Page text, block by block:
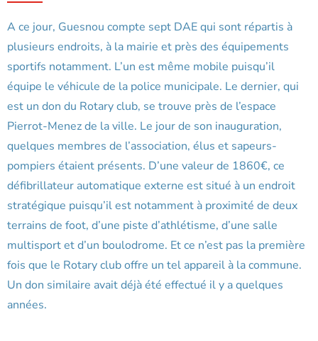
A ce jour, Guesnou compte sept DAE qui sont répartis à
plusieurs endroits, à la mairie et près des équipements
sportifs notamment. L’un est même mobile puisqu’il
équipe le véhicule de la police municipale. Le dernier, qui
est un don du Rotary club, se trouve près de l’espace
Pierrot-Menez de la ville. Le jour de son inauguration,
quelques membres de l’association, élus et sapeurs-
pompiers étaient présents. D’une valeur de 1860€, ce
défibrillateur automatique externe est situé à un endroit
stratégique puisqu’il est notamment à proximité de deux
terrains de foot, d’une piste d’athlétisme, d’une salle
multisport et d’un boulodrome. Et ce n’est pas la première
fois que le Rotary club offre un tel appareil à la commune.
Un don similaire avait déjà été effectué il y a quelques
années.